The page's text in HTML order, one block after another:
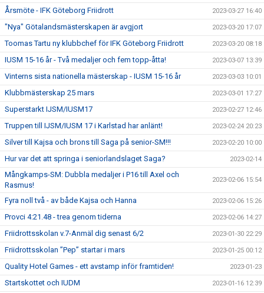
Årsmöte - IFK Göteborg Friidrott 2023-03-27 16:40
"Nya" Götalandsmästerskapen är avgjort 2023-03-20 17:07
Toomas Tartu ny klubbchef för IFK Göteborg Friidrott 2023-03-20 08:18
IUSM 15-16 år - Två medaljer och fem topp-åtta! 2023-03-07 13:39
Vinterns sista nationella mästerskap - IUSM 15-16 år 2023-03-03 10:01
Klubbmästerskap 25 mars 2023-03-01 17:27
Superstarkt IJSM/IUSM17 2023-02-27 12:46
Truppen till IJSM/IUSM 17 i Karlstad har anlänt! 2023-02-24 20:23
Silver till Kajsa och brons till Saga på senior-SM!!! 2023-02-20 10:00
Hur var det att springa i seniorlandslaget Saga? 2023-02-14
Mångkamps-SM: Dubbla medaljer i P16 till Axel och
Rasmus!
2023-02-06 15:54
Fyra noll två - av både Kajsa och Hanna 2023-02-06 15:26
Provci 4:21.48 - trea genom tiderna 2023-02-06 14:27
Friidrottsskolan v.7-Anmäl dig senast 6/2 2023-01-30 22:29
Friidrottsskolan ”Pep” startar i mars 2023-01-25 00:12
Quality Hotel Games - ett avstamp inför framtiden! 2023-01-23
Startskottet och IUDM 2023-01-16 12:39